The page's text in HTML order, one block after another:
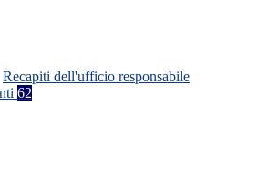
Recapiti dell'ufficio responsabile
62